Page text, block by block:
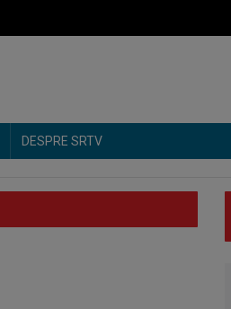
DESPRE SRTV